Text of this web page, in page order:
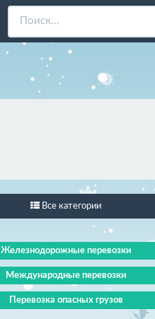
Все категории
Железнодорожные перевозки
Международные перевозки
Перевозка опасных грузов